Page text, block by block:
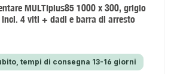
MULTIplus85 1000 x 300, grigio
incl. 4 viti + dadi e barra di arresto
tempi di consegna 13-16 giorni